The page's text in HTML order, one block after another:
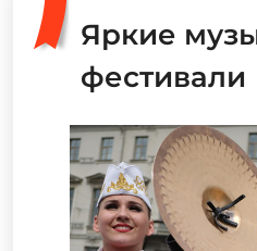
Яркие
фестивали